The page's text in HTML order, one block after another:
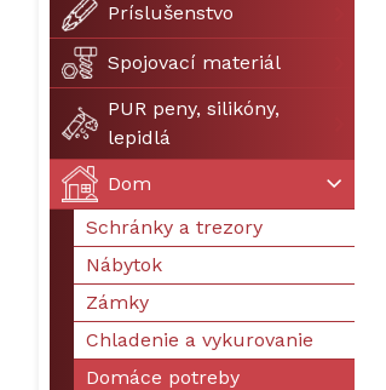
Príslušenstvo
Spojovací materiál
PUR peny, silikóny,
lepidlá
Dom
Schránky a trezory
Nábytok
Zámky
Chladenie a vykurovanie
Domáce potreby